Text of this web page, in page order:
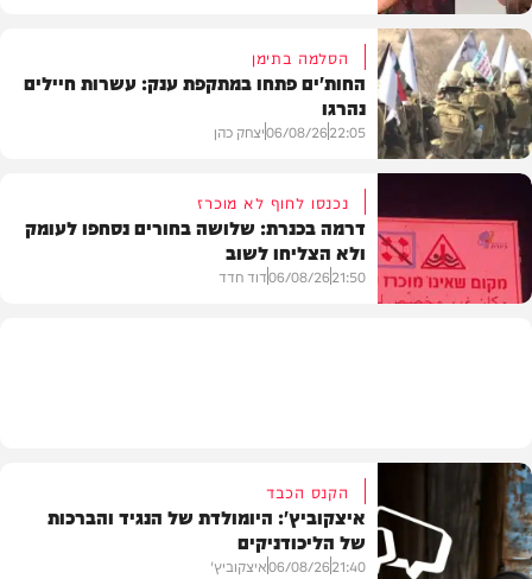
צבא וביטחון
בעולם
הסלמה בתימן
החות'ים פתחו במתקפת ענק: עשרות חיילים
נהרגו
22:05
06/08/26יצחק כהן
נכנסו לחוף לא מוכרז
דרמה בכנרת: שלושה בחורים נסחפו לעומק
ולא הצליחו לשוב
21:50
06/08/26דוד חדד
הקנס הכבד
איצקוביץ': היומולדת של הנגיד והברכות
של הליכודניקים
21:40
06/08/26איצקוביץ'